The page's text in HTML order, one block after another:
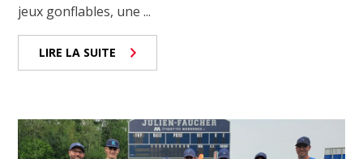
jeux gonflables, une ...
LIRE LA SUITE